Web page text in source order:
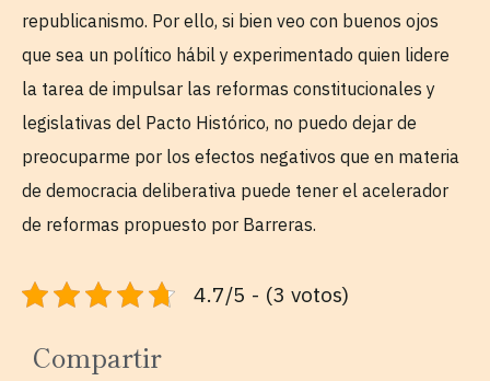
republicanismo. Por ello, si bien veo con buenos ojos
que sea un político hábil y experimentado quien lidere
la tarea de impulsar las reformas constitucionales y
legislativas del Pacto Histórico, no puedo dejar de
preocuparme por los efectos negativos que en materia
de democracia deliberativa puede tener el acelerador
de reformas propuesto por Barreras.
4.7/5 - (3 votos)
Compartir